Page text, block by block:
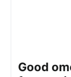
good omens su prime video: